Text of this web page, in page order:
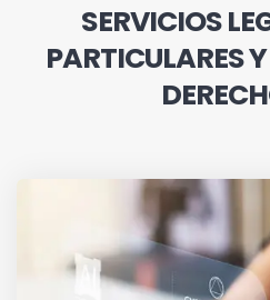
SERVICIOS
PARTICULARES